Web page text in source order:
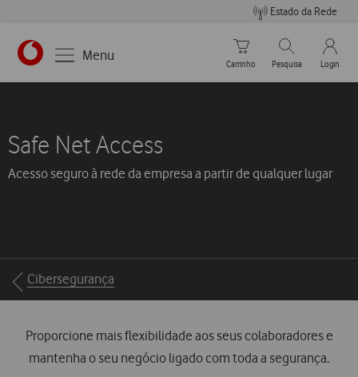
Estado da Rede
Menu
Carrinho de compras
Carrinho
Pesquisar
Pesquisa
My
Login
Safe Net Access
Acesso seguro à rede da empresa a partir de qualquer lugar
Breadcrumbs
Cibersegurança
Proporcione mais flexibilidade aos seus colaboradores e
mantenha o seu negócio ligado com toda a segurança.